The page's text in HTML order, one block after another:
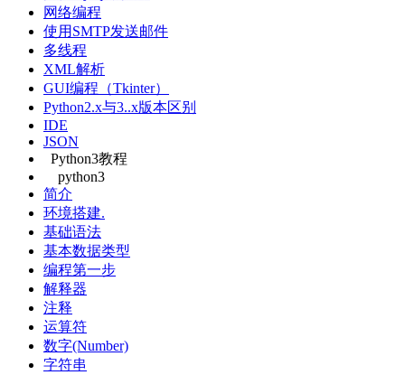
网络编程
使用SMTP发送邮件
多线程
XML解析
GUI编程（Tkinter）
Python2.x与3..x版本区别
IDE
JSON
Python3教程
python3
简介
环境搭建.
基础语法
基本数据类型
编程第一步
解释器
注释
运算符
数字(Number)
字符串